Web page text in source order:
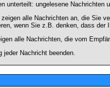
unterteilt: ungelesene Nachrichten
alle Nachrichten an, die Sie
wenn Sie z.B. denken, dass
alle Nachrichten, die vom
jeder Nachricht beenden.